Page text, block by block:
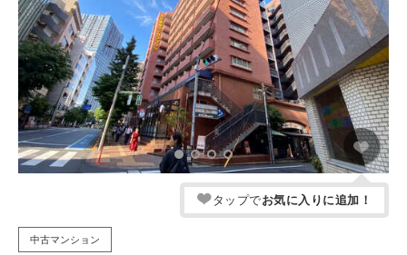
タップでお気に入りに追加！
中古マンション